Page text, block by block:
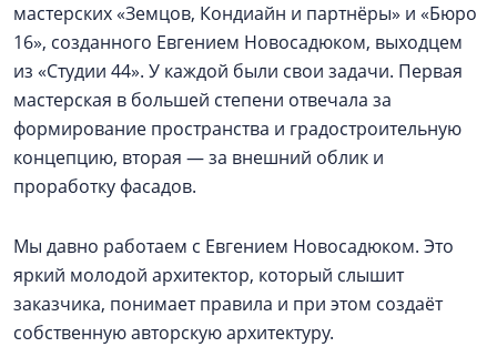
мастерских «Земцов, Кондиайн и партнёры» и «Бюро
16», созданного Евгением Новосадюком, выходцем
из «Студии 44». У каждой были свои задачи. Первая
мастерская в большей степени отвечала за
формирование пространства и градостроительную
концепцию, вторая — за внешний облик и
проработку фасадов.
Мы давно работаем с Евгением Новосадюком. Это
яркий молодой архитектор, который слышит
заказчика, понимает правила и при этом создаёт
собственную авторскую архитектуру.